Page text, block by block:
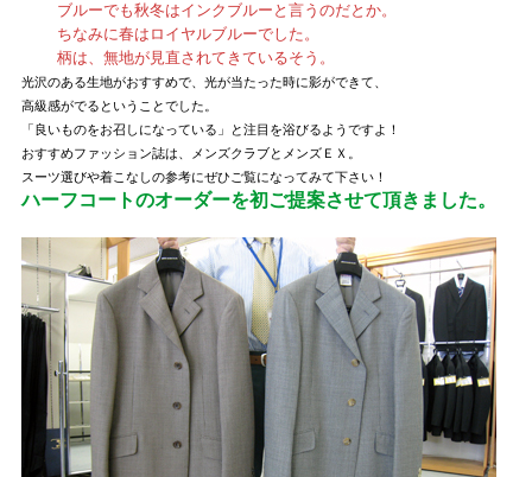
ブルーでも秋冬はインクブルーと言うのだとか。
ちなみに春はロイヤルブルーでした。
柄は、無地が見直されてきているそう。
光沢のある生地がおすすめで、光が当たった時に影ができて、
高級感がでるということでした。
「良いものをお召しになっている」と注目を浴びるようですよ！
おすすめファッション誌は、メンズクラブとメンズＥＸ。
スーツ選びや着こなしの参考にぜひご覧になってみて下さい！
ハーフコートのオーダーを初ご提案させて頂きました。